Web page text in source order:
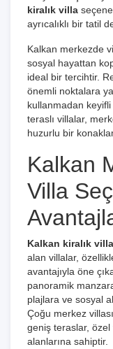
kiralık villa
ayrıcalıklı bir tatil
Kalkan merkezde
sosyal hayattan
ideal bir tercihtir.
önemli noktalara
kullanmadan
teraslı villalar,
huzurlu bir
Kalkan
Villa
Kalkan kiralık villa
alan villalar,
avantajıyla öne
panoramik
plajlara ve sosyal
Çoğu merkez
geniş teraslar,
alanlarına sahiptir.